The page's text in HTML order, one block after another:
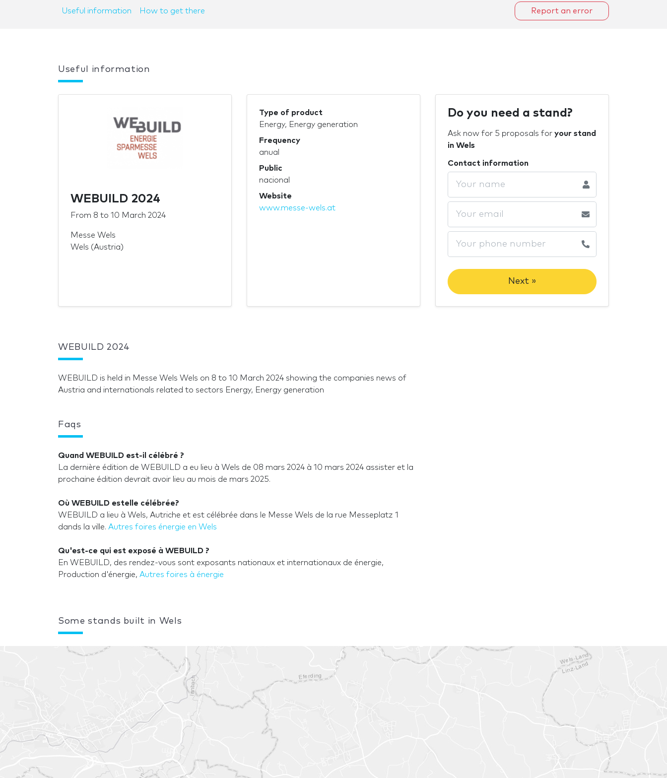
Useful information How to get there Report an error
Useful information
WEBUILD 2024
From 8 to 10 March 2024
Messe Wels
Wels (Austria)
Type of product
Energy, Energy generation
Frequency
anual
Public
nacional
Website
www.messe-wels.at
Do you need a stand?
Ask now for 5 proposals for your stand
in Wels
Contact information
Next »
WEBUILD 2024
WEBUILD is held in Messe Wels Wels on 8 to 10 March 2024 showing the companies news of
Austria and internationals related to sectors Energy, Energy generation
Faqs
Quand WEBUILD est-il célébré ?
La dernière édition de WEBUILD a eu lieu à Wels de 08 mars 2024 à 10 mars 2024 assister et la
prochaine édition devrait avoir lieu au mois de mars 2025.
Où WEBUILD estelle célébrée?
WEBUILD a lieu à Wels, Autriche et est célébrée dans le Messe Wels de la rue Messeplatz 1
dands la ville. Autres foires énergie en Wels
Qu'est-ce qui est exposé à WEBUILD ?
En WEBUILD, des rendez-vous sont exposants nationaux et internationaux de énergie,
Production d'énergie, Autres foires à énergie
Some stands built in Wels